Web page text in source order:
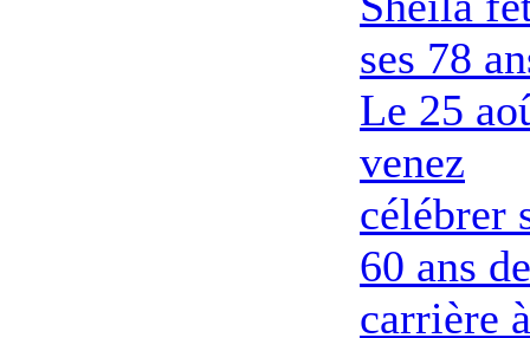
ses 78
Le 25
venez
célébrer
60 ans de
carrière à